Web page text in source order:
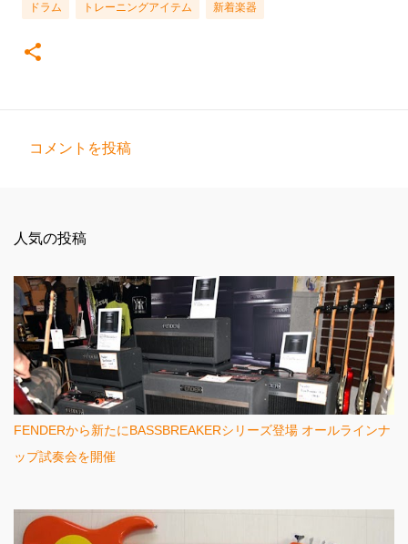
ドラム トレーニングアイテム 新着楽器
ト
コメントを投稿
人気の投稿
FENDERから新たにBASSBREAKERシリーズ登場 オールラインナ
ップ試奏会を開催